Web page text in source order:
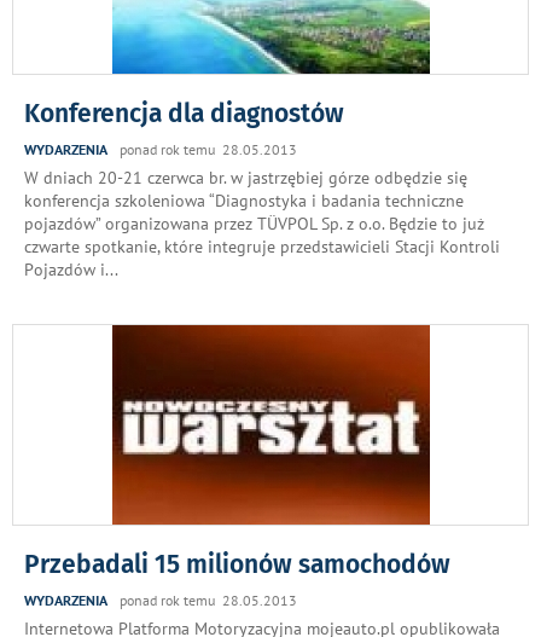
Konferencja dla diagnostów
WYDARZENIA ponad rok temu 28.05.2013
W dniach 20-21 czerwca br. w jastrzębiej górze odbędzie się
konferencja szkoleniowa “Diagnostyka i badania techniczne
pojazdów” organizowana przez TÜVPOL Sp. z o.o. Będzie to już
czwarte spotkanie, które integruje przedstawicieli Stacji Kontroli
Pojazdów i...
Przebadali 15 milionów samochodów
WYDARZENIA ponad rok temu 28.05.2013
Internetowa Platforma Motoryzacyjna mojeauto.pl opublikowała